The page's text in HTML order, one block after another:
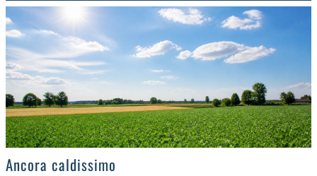
>
Ancora caldissimo